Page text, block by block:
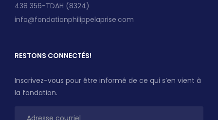
438 356-TDAH (8324)
info@fondationphilippelaprise.com
RESTONS CONNECTÉS!
Inscrivez-vous pour être informé de ce qui s’en vient à
la fondation.